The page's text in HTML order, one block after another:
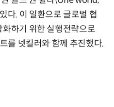
다. 이 일환으로 글로벌 협
하기 위한 실행전략으로
를 넷킬러와 함께 추진했다.